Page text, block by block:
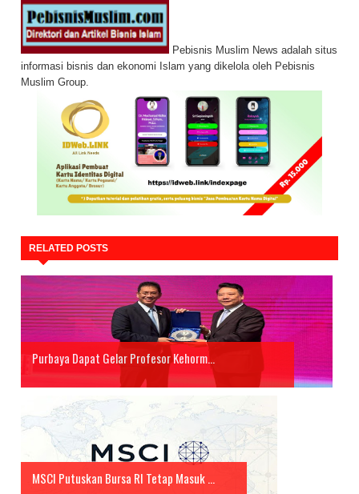
Pebisnis Muslim News adalah situs
informasi bisnis dan ekonomi Islam yang dikelola oleh Pebisnis
Muslim Group.
RELATED POSTS
Purbaya Dapat Gelar Profesor Kehorm...
MSCI Putuskan Bursa RI Tetap Masuk ...